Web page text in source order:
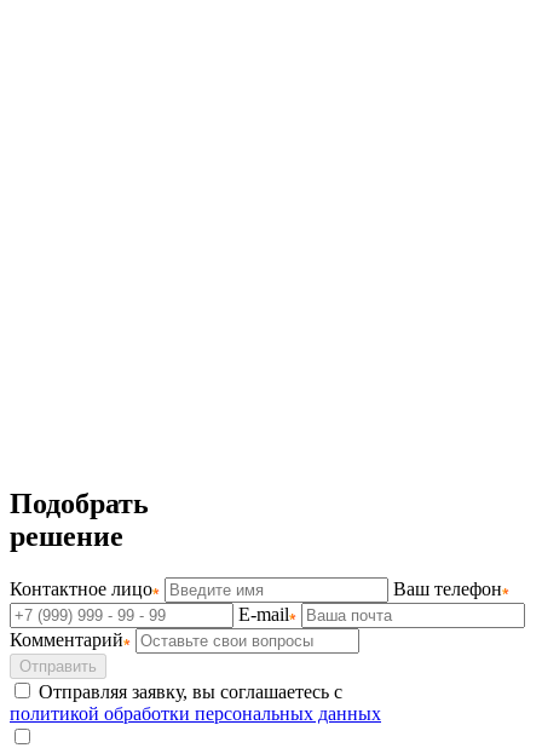
Подобрать
решение
Контактное лицо
Ваш телефон
E-mail
Комментарий
Отправить
Отправляя заявку, вы соглашаетесь с
политикой обработки персональных данных